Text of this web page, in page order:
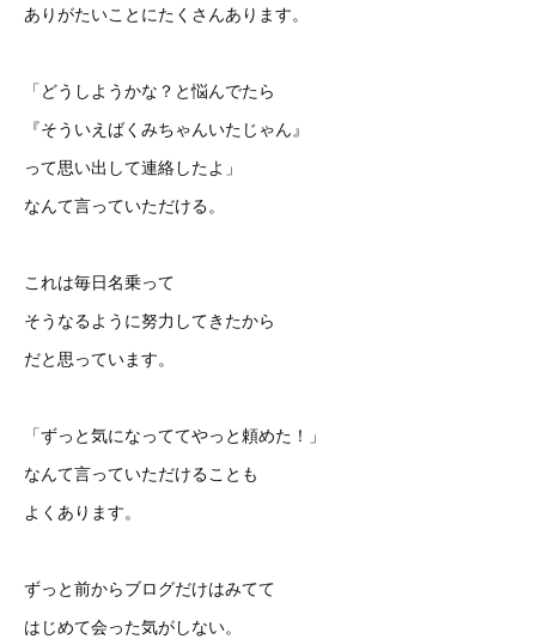
ありがたいことにたくさんあります。
「どうしようかな？と悩んでたら
『そういえばくみちゃんいたじゃん』
って思い出して連絡したよ」
なんて言っていただける。
これは毎日名乗って
そうなるように努力してきたから
だと思っています。
「ずっと気になっててやっと頼めた！」
なんて言っていただけることも
よくあります。
ずっと前からブログだけはみてて
はじめて会った気がしない。